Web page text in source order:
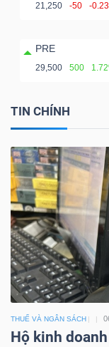
21,250 -50 -
PRE
29,500 500
TIN CHÍNH
THUẾ VÀ NGÂN SÁCH
Hộ kinh